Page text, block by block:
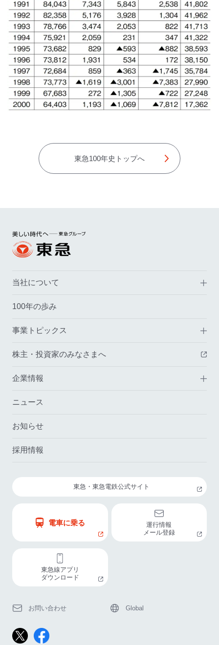
東急100年史トップへ
当社について
100年の歩み
事業トピックス
株主・投資家のみなさまへ
企業情報
ニュース
お知らせ
採用情報
東急・東急電鉄公式サイト
電車に乗る
運行情報
メール登録
東急線アプリ
ダウンロード
お問い合わせ Global